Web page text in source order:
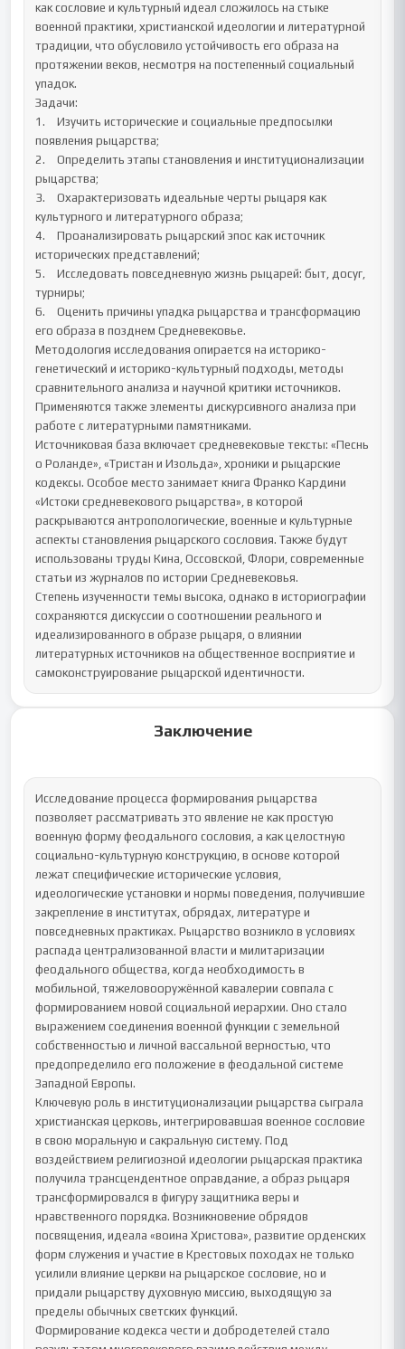
как сословие и культурный идеал сложилось на стыке
военной практики, христианской идеологии и литературной
традиции, что обусловило устойчивость его образа на
протяжении веков, несмотря на постепенный социальный
упадок.
Задачи:
1.	Изучить исторические и социальные предпосылки
появления рыцарства;
2.	Определить этапы становления и институционализации
рыцарства;
3.	Охарактеризовать идеальные черты рыцаря как
культурного и литературного образа;
4.	Проанализировать рыцарский эпос как источник
исторических представлений;
5.	Исследовать повседневную жизнь рыцарей: быт, досуг,
турниры;
6.	Оценить причины упадка рыцарства и трансформацию
его образа в позднем Средневековье.
Методология исследования опирается на историко-
генетический и историко-культурный подходы, методы
сравнительного анализа и научной критики источников.
Применяются также элементы дискурсивного анализа при
работе с литературными памятниками.
Источниковая база включает средневековые тексты: «Песнь
о Роланде», «Тристан и Изольда», хроники и рыцарские
кодексы. Особое место занимает книга Франко Кардини
«Истоки средневекового рыцарства», в которой
раскрываются антропологические, военные и культурные
аспекты становления рыцарского сословия. Также будут
использованы труды Кина, Оссовской, Флори, современные
статьи из журналов по истории Средневековья.
Степень изученности темы высока, однако в историографии
сохраняются дискуссии о соотношении реального и
идеализированного в образе рыцаря, о влиянии
литературных источников на общественное восприятие и
самоконструирование рыцарской идентичности.
Заключение
Исследование процесса формирования рыцарства
позволяет рассматривать это явление не как простую
военную форму феодального сословия, а как целостную
социально-культурную конструкцию, в основе которой
лежат специфические исторические условия,
идеологические установки и нормы поведения, получившие
закрепление в институтах, обрядах, литературе и
повседневных практиках. Рыцарство возникло в условиях
распада централизованной власти и милитаризации
феодального общества, когда необходимость в
мобильной, тяжеловооружённой кавалерии совпала с
формированием новой социальной иерархии. Оно стало
выражением соединения военной функции с земельной
собственностью и личной вассальной верностью, что
предопределило его положение в феодальной системе
Западной Европы.
Ключевую роль в институционализации рыцарства сыграла
христианская церковь, интегрировавшая военное сословие
в свою моральную и сакральную систему. Под
воздействием религиозной идеологии рыцарская практика
получила трансцендентное оправдание, а образ рыцаря
трансформировался в фигуру защитника веры и
нравственного порядка. Возникновение обрядов
посвящения, идеала «воина Христова», развитие орденских
форм служения и участие в Крестовых походах не только
усилили влияние церкви на рыцарское сословие, но и
придали рыцарству духовную миссию, выходящую за
пределы обычных светских функций.
Формирование кодекса чести и добродетелей стало